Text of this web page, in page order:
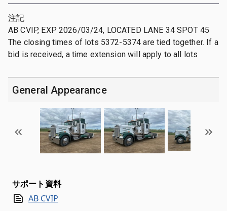
注記
AB CVIP, EXP 2026/03/24, LOCATED LANE 34 SPOT 45
The closing times of lots 5372-5374 are tied together. If a
bid is received, a time extension will apply to all lots
General Appearance
サポート資料
AB CVIP